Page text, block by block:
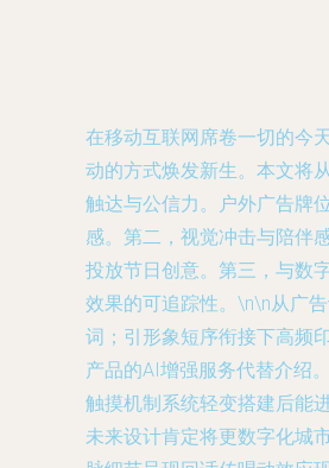
在移动互联网席卷一切的今
动的方式焕发新生。本文将
触达与公信力。户外广告牌
感。第二，视觉冲击与陪伴
投放节日创意。第三，与数
效果的可追踪性。\n\n从广
词；引形象短序衔接下高频
产品的AI增强服务代替介绍
触摸机制系统轻变搭建后能
未来设计肯定将更数字化城